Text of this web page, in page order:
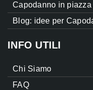
Capodanno in
Blog: idee per
INFO UTILI
Chi Siamo
FAQ